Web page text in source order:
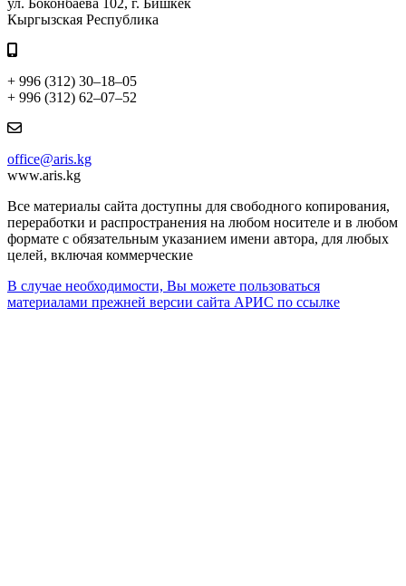
ул. Боконбаева 102, г. Бишкек
Кыргызская Республика
+ 996 (312) 30–18–05
+ 996 (312) 62–07–52
office@aris.kg
www.aris.kg
Все материалы сайта доступны для свободного копирования,
переработки и распространения на любом носителе и в любом
формате с обязательным указанием имени автора, для любых
целей, включая коммерческие
В случае необходимости, Вы можете пользоваться
материалами прежней версии сайта АРИС по ссылке